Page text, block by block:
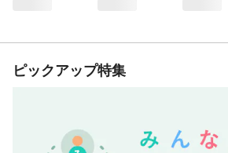
ピックアップ特集